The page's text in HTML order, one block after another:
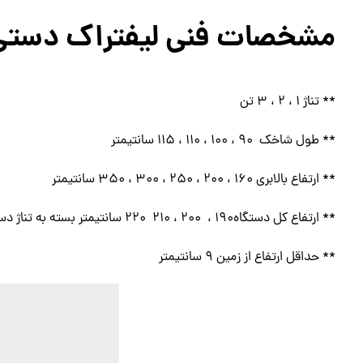
مشخصات فنی لیفتراک
** تناژ ۱ ، ۲ ، ۳ تن
** طول شاخک ۹۰ ، ۱۰۰ ، ۱۱۰ ، ۱۱۵ سانتیمتر
** ارتفاع بالابری ۱۶۰ ، ۲۰۰ ، ۲۵۰ ، ۳۰۰ ، ۳۵۰ سانتیمتر
** ارتفاع کل دستگاه۱۹۰ ، ۲۰۰ ، ۲۱۰ ۲۲۰ سانتیمتر بسته به تناژ دستگاه
** حداقل ارتفاع از زمین ۹ سانتیمتر